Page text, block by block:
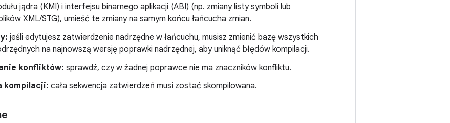
jądra (KMI) i interfejsu binarnego aplikacji (ABI) (np. zmiany listy symboli lub
XML/STG), umieść te zmiany na samym końcu łańcucha zmian.
jeśli edytujesz zatwierdzenie nadrzędne w łańcuchu, musisz zmienić bazę wszystkich
na najnowszą wersję poprawki nadrzędnej, aby uniknąć błędów kompilacji.
konfliktów: sprawdź, czy w żadnej poprawce nie ma znaczników konfliktu.
kompilacji: cała sekwencja zatwierdzeń musi zostać skompilowana.